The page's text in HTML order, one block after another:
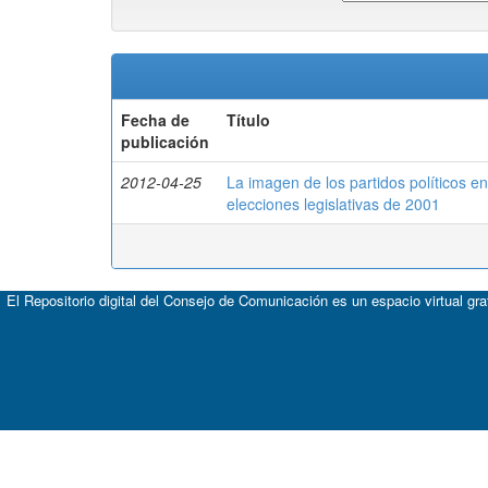
Fecha de
publicación
Título
2012-04-25
La imagen de los partidos políticos
elecciones legislativas de 2001
El Repositorio digital del Consejo de Comunicación es un espacio virtual